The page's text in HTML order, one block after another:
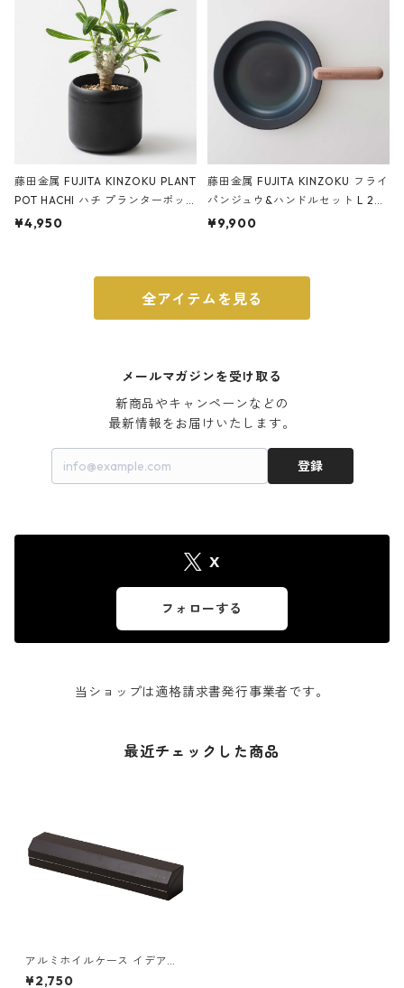
藤田金属 FUJITA KINZOKU PLANT
POT HACHI ハチ プランターポッ
ト 3号 ブラック
¥4,950
藤田金属 FUJITA KINZOKU フライ
パンジュウ&ハンドルセット L 24c
m ガス火・IH対応 鉄フライパン
¥9,900
全アイテムを見る
メールマガジンを受け取る
新商品やキャンペーンなどの
最新情報をお届けいたします。
登録
X
フォローする
当ショップは適格請求書発行事業者です。
最近チェックした商品
アルミホイルケース イデアコ
マグネット付きアルミホイル
¥2,750